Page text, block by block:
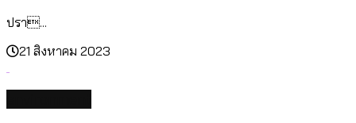
ปรา...
21 สิงหาคม 2023